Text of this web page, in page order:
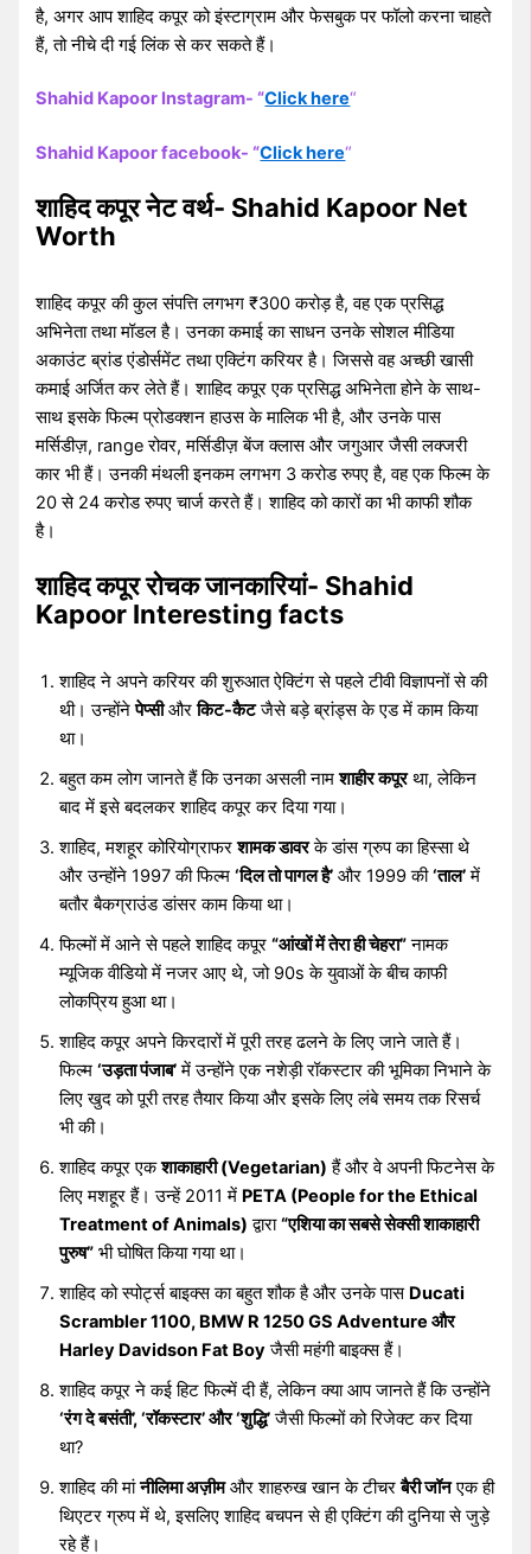
है, अगर आप शाहिद कपूर को इंस्टाग्राम और फेसबुक पर फॉलो करना चाहते
हैं, तो नीचे दी गई लिंक से कर सकते हैं।
Shahid Kapoor Instagram- “Click here“
Shahid Kapoor facebook- “Click here“
शाहिद कपूर नेट वर्थ- Shahid Kapoor Net
Worth
शाहिद कपूर की कुल संपत्ति लगभग ₹300 करोड़ है, वह एक प्रसिद्ध
अभिनेता तथा मॉडल है। उनका कमाई का साधन उनके सोशल मीडिया
अकाउंट ब्रांड एंडोर्समेंट तथा एक्टिंग करियर है। जिससे वह अच्छी खासी
कमाई अर्जित कर लेते हैं। शाहिद कपूर एक प्रसिद्ध अभिनेता होने के साथ-
साथ इसके फिल्म प्रोडक्शन हाउस के मालिक भी है, और उनके पास
मर्सिडीज़, range रोवर, मर्सिडीज़ बेंज क्लास और जगुआर जैसी लक्जरी
कार भी हैं। उनकी मंथली इनकम लगभग 3 करोड रुपए है, वह एक फिल्म के
20 से 24 करोड रुपए चार्ज करते हैं। शाहिद को कारों का भी काफी शौक
है।
शाहिद कपूर रोचक जानकारियां- Shahid
Kapoor Interesting facts
शाहिद ने अपने करियर की शुरुआत ऐक्टिंग से पहले टीवी विज्ञापनों से की
थी। उन्होंनेपेप्सीऔरकिट-कैटजैसे बड़े ब्रांड्स के एड में काम किया
था।
बहुत कम लोग जानते हैं कि उनका असली नामशाहीर कपूरथा, लेकिन
बाद में इसे बदलकर शाहिद कपूर कर दिया गया।
शाहिद, मशहूर कोरियोग्राफरशामक डावरके डांस ग्रुप का हिस्सा थे
और उन्होंने 1997 की फिल्म‘दिल तो पागल है’ और 1999 की‘ताल’में
बतौर बैकग्राउंड डांसर काम किया था।
फिल्मों में आने से पहले शाहिद कपूर“आंखों में तेरा ही चेहरा”नामक
म्यूजिक वीडियो में नजर आए थे, जो 90s के युवाओं के बीच काफी
लोकप्रिय हुआ था।
शाहिद कपूर अपने किरदारों में पूरी तरह ढलने के लिए जाने जाते हैं।
फिल्म‘उड़ता पंजाब’में उन्होंने एक नशेड़ी रॉकस्टार की भूमिका निभाने के
लिए खुद को पूरी तरह तैयार किया और इसके लिए लंबे समय तक रिसर्च
भी की।
शाहिद कपूर एकशाकाहारी (Vegetarian) हैं और वे अपनी फिटनेस के
लिए मशहूर हैं। उन्हें 2011 में PETA (People for the Ethical
Treatment of Animals) द्वारा“एशिया का सबसे सेक्सी शाकाहारी
पुरुष” भी घोषित किया गया था।
शाहिद को स्पोर्ट्स बाइक्स का बहुत शौक है और उनके पास Ducati
Scrambler 1100, BMW R 1250 GS Adventure और
Harley Davidson Fat Boyजैसी महंगी बाइक्स हैं।
शाहिद कपूर ने कई हिट फिल्में दी हैं, लेकिन क्या आप जानते हैं कि उन्होंने
‘रंग दे बसंती’, ‘रॉकस्टार’ और ‘शुद्धि’जैसी फिल्मों को रिजेक्ट कर दिया
था?
शाहिद की मांनीलिमा अज़ीमऔर शाहरुख खान के टीचरबैरी जॉनएक ही
थिएटर ग्रुप में थे, इसलिए शाहिद बचपन से ही एक्टिंग की दुनिया से जुड़े
रहे हैं।